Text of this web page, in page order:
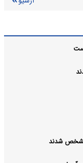
مشخص شدند